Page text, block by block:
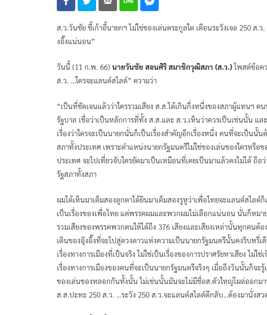
ส.ว.วันชัย ชี้เก้าอี้นายกฯ ไม่ใช่ของเล่นตระกูลใด เตือนระวังเจอ 250
งอิ๊งแน่นอน”
วันนี้ (11 ก.พ. 66) นายวันชัย สอนศิริ สมาชิกวุฒิสภา (ส.ว.)โพสต์ข้อค
ส.ว. …ใครจะแลนด์สไลด์” ความว่า
“เป็นที่ชัดเจนแล้วว่าใครรวมเสียง ส.ส.ได้เกินกึ่งหนึ่งของสภาผู้แทนฯ
รัฐบาล เชื่อว่าเป็นหลักการที่ทั้ง ส.ส.และ ส.ว.เห็นว่าควรเป็นเช่นนั้น แ
เรื่องว่าใครจะเป็นนายกนั่นก็เป็นเรื่องสำคัญอีกเรื่องหนึ่ง คนที่จะเป็นนั้
สภาทั้งประเทศ เพราะตำแหน่งนายกรัฐมนตรีไม่ใช่ของเล่นของใครหรื
ประเทศ จะไปเที่ยวจับใครยัดมาเป็นเหมือนที่เคยเป็นมาแล้วคงไม่ได้ ถื
รัฐสภาทั้งสภา
ผมได้เห็นมาเต็มสองลูกตาได้ยินมาเต็มสองรูหูว่าเพื่อไทยจะแลนด์สไลด์
เป็นเรื่องของเพื่อไทย แต่พรรคผมและพวกผมไม่เลือกแน่นอน นั่นก็หมา
รวมเสียงของพรรคพวกตนให้ได้ถึง 376 เสียงและเสียงเหล่านั้นทุกคนต้อ
เดินของอุ๊งอิ๊งที่จะไปสู่ดวงดาวแห่งความเป็นนายกรัฐมนตรีนั้นคงริบหรี่
เรื่องทางการเมืองที่เป็นจริง ไม่ใช่เป็นเรื่องของการปราศรัยหาเสียง ไม่
เรื่องทางการเมืองของคนที่จะเป็นนายกรัฐมนตรีจริงๆ เมื่อถึงวันนั้นก็จะ
ของเล่นของหลอกกันทั้งนั้น ไม่เช่นนั้นมันจะไม่มีชื่อส.ตัวใหญ่โผล่ออกม
ส.ส.ปะทะ 250 ส.ว. …ระวัง 250 ส.ว.จะแลนด์สไลด์ตีกลับ…ต้องมานั่งส